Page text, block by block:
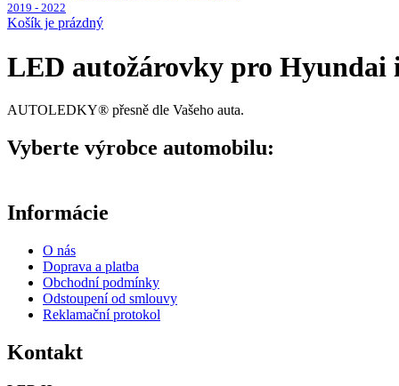
2019 - 2022
Košík je prázdný
LED autožárovky pro Hyundai
AUTOLEDKY® přesně dle Vašeho auta.
Vyberte výrobce automobilu:
Informácie
O nás
Doprava a platba
Obchodní podmínky
Odstoupení od smlouvy
Reklamační protokol
Kontakt